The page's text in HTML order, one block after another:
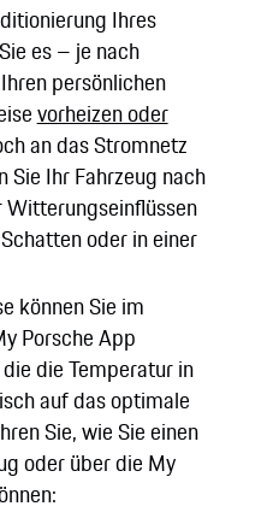
Ihres
es – je nach
persönlichen
vorheizen oder
an das Stromnetz
Sie Ihr Fahrzeug nach
oder in einer
können Sie im
Porsche App
die Temperatur in
auf das optimale
Sie, wie Sie einen
oder über die My